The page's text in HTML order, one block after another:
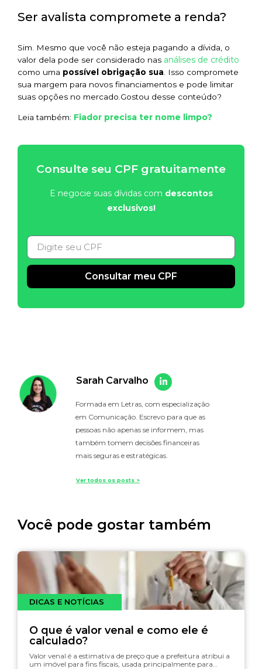
Ser avalista compromete a renda?
Sim. Mesmo que você não esteja pagando a dívida, o
valor dela pode ser considerado nas análises de crédito
como uma possível obrigação sua . Isso compromete
sua margem para novos financiamentos e pode limitar
suas opções no mercado.Gostou desse conteúdo?
Leia também: Fiador precisa ter nome limpo?
Consulte seu CPF gratuitamente
E negocie suas dívidas com descontos
exclusivos!
Consultar meu CPF
Sarah Carvalho
Formada em Letras, com especialização
em Comunicação. Escrevo para que as
pessoas não apenas se informem, mas
também tomem decisões financeiras
mais seguras e estratégicas.
Ver todos os posts >
Você pode gostar também
DICAS E NOTÍCIAS
O que é valor venal e como ele é
calculado?
Valor venal é a estimativa de preço que a prefeitura atribui a
um imóvel para fins fiscais, usada principalmente para…